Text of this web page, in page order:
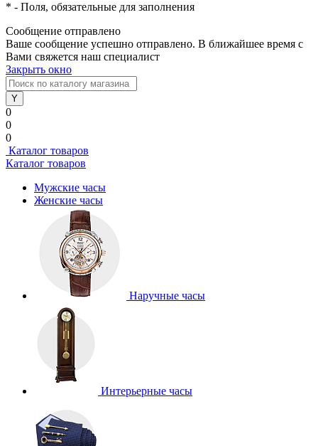
* - Поля, обязательные для заполнения
Сообщение отправлено
Ваше сообщение успешно отправлено. В ближайшее время с
Вами свяжется наш специалист
Закрыть окно
0
0
0
Каталог товаров
Каталог товаров
Мужские часы
Женские часы
Наручные часы
Интерьерные часы